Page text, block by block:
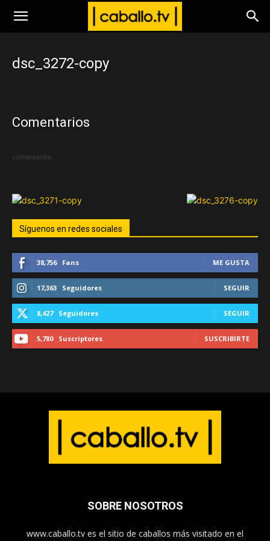
www.caballo.tv
dsc_3272-copy
Comentarios
comentarios
Síguenos en redes sociales
38,756 Fans ME GUSTA
17,363 Seguidores SEGUIR
8,427 Seguidores SEGUIR
5,780 Suscriptores SUSCRIBIRTE
SOBRE NOSOTROS
www.caballo.tv es el sitio de caballos más visitado en el